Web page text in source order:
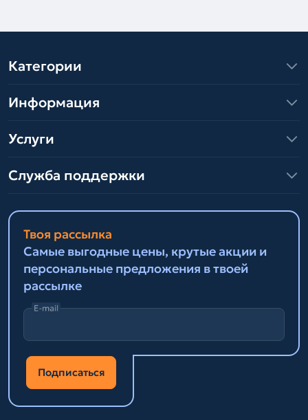
Категории
Информация
Услуги
Служба поддержки
Твоя рассылка
Самые выгодные цены, крутые акции и
персональные предложения в твоей
рассылке
E-mail
Подписаться